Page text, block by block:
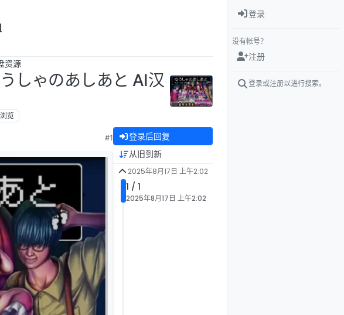
资源
しゃのあしあと AI汉
浏览
#1 登录后回复
从旧到新
2025年8月17日 上午2:02
1 / 1
2025年8月17日 上午2:02
登录
没有帐号？
注册
登录或注册以进行搜索。